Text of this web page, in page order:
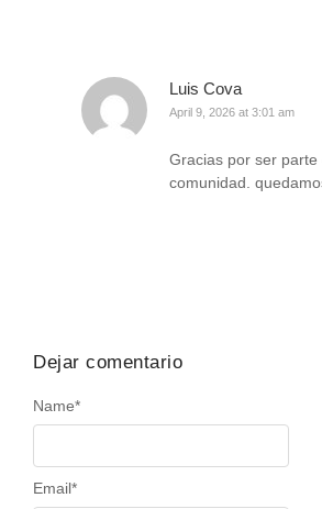
Luis Cova
April 9, 2026 at 3:01 am
Gracias por ser parte
comunidad.
Dejar comentario
Name*
Email*